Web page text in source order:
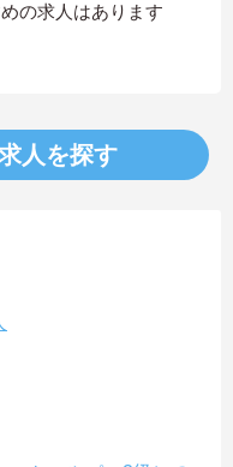
の求人はあります
人を探す